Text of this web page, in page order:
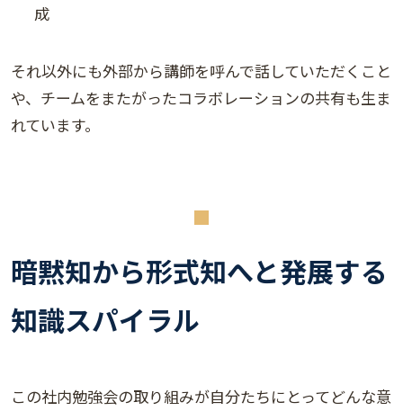
成
それ以外にも外部から講師を呼んで話していただくこと
や、チームをまたがったコラボレーションの共有も生ま
れています。
暗黙知から形式知へと発展する
知識スパイラル
この社内勉強会の取り組みが自分たちにとってどんな意